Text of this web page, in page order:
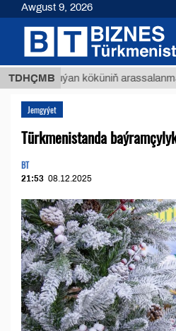
TDHÇMB
Buýan köküniň arassalanmadyk
Jemgyýet
Türkmenistanda
BT
21:53 08.12.2025
Awgust 9, 2026